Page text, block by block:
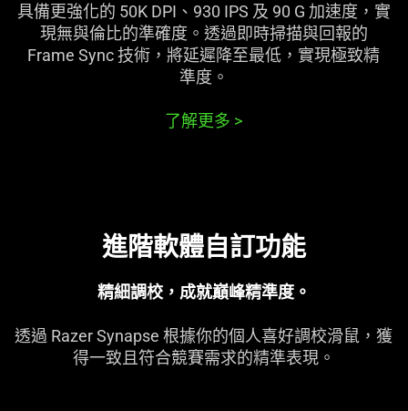
具備更強化的 50K DPI、930 IPS 及 90 G 加速度，實
現無與倫比的準確度。透過即時掃描與回報的
Frame Sync 技術，將延遲降至最低，實現極致精
準度 。
了解更多 >
進階軟體自訂功能
精細調校，成就巔峰精準度。
透過 Razer Synapse 根據你的個人喜好調校滑鼠，獲
得一致且符合競賽需求的精準表現。